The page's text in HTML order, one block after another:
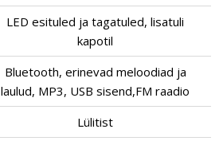
LED esituled ja tagatuled, lisatuli
kapotil
Bluetooth, erinevad meloodiad ja
laulud, MP3, USB sisend,FM raadio
Lülitist